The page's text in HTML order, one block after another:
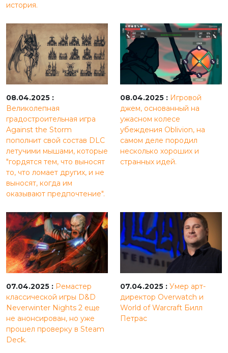
история.
08.04.2025 :
Великолепная
градостроительная игра
Against the Storm
пополнит свой состав DLC
летучими мышами, которые
"гордятся тем, что выносят
то, что ломает других, и не
выносят, когда им
оказывают предпочтение".
08.04.2025 : Игровой
джем, основанный на
ужасном колесе
убеждения Oblivion, на
самом деле породил
несколько хороших и
странных идей.
07.04.2025 : Ремастер
классической игры D&D
Neverwinter Nights 2 еще
не анонсирован, но уже
прошел проверку в Steam
Deck.
07.04.2025 : Умер арт-
директор Overwatch и
World of Warcraft Билл
Петрас